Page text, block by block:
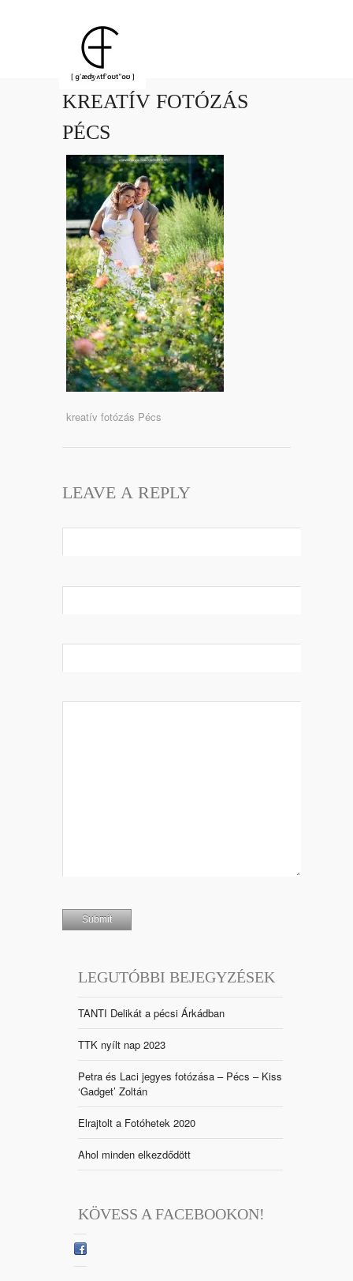
KREATÍV FOTÓZÁS
PÉCS
kreatív fotózás Pécs
LEAVE A REPLY
LEGUTÓBBI BEJEGYZÉSEK
TANTI Delikát a pécsi Árkádban
TTK nyílt nap 2023
Petra és Laci jegyes fotózása – Pécs – Kiss
‘Gadget’ Zoltán
Elrajtolt a Fotóhetek 2020
Ahol minden elkezdődött
KÖVESS A FACEBOOKON!